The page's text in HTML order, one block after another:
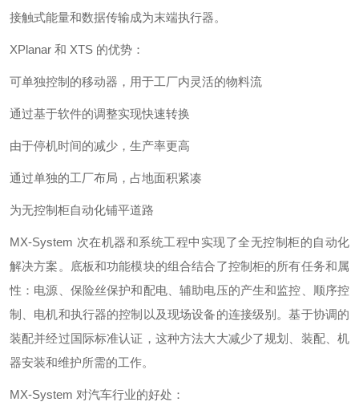
接触式能量和数据传输成为末端执行器。
XPlanar 和 XTS 的优势：
可单独控制的移动器，用于工厂内灵活的物料流
通过基于软件的调整实现快速转换
由于停机时间的减少，生产率更高
通过单独的工厂布局，占地面积紧凑
为无控制柜自动化铺平道路
MX-System 次在机器和系统工程中实现了全无控制柜的自动化
解决方案。底板和功能模块的组合结合了控制柜的所有任务和属
性：电源、保险丝保护和配电、辅助电压的产生和监控、顺序控
制、电机和执行器的控制以及现场设备的连接级别。基于协调的
装配并经过国际标准认证，这种方法大大减少了规划、装配、机
器安装和维护所需的工作。
MX-System 对汽车行业的好处：